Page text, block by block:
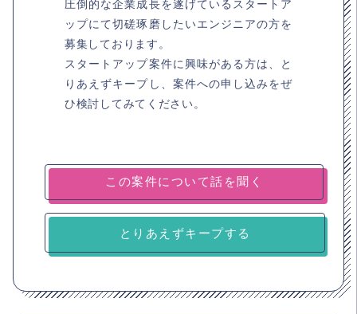
圧倒的な企業成長を遂げているスタートア
ップにて切磋琢磨したいエンジニアの方を
募集しております。
スタートアップ案件に興味がある方は、と
りあえずキープし、案件への申し込みをぜ
ひ検討してみてください。
とりあえずキープする